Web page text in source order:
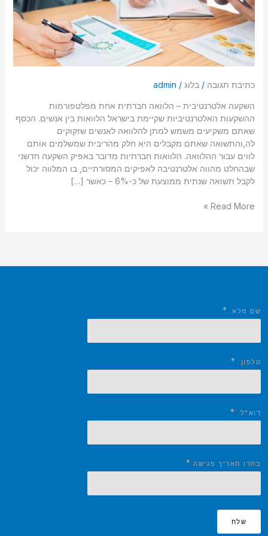
font_download סמן קישורים
לאפס
את
כל
cached
כתיבת תגובה / בלוג/
admin
השקעה אלטרנטיבית – הלוואה חברתית אחת מפלטפורמות
ההשקעות האלטרנטיביות שקיימת בישראל הלוואות בין אנשים. הכסף
שאתם משקיעים משמש למתן להלוואה לאנשים שזקוקים
לה,והתשואה שאתם מקבלים היא חלק מהריבית שמשלמים אותם
לווים עבור ההלוואה. הלוואות חברתיות מדובר באפיק השקעה חדשני
שבהחלט מהווה אלטרנטיבה לאפיקים המסורתיים, בו המלווה יכול
לקבל תשואה שנתית ממוצעת של כ-6% – כאשר […]
Read More »
שם מלא: *
טלפון: *
דוא"ל: *
בחרו תאריך פגישה *
שלח